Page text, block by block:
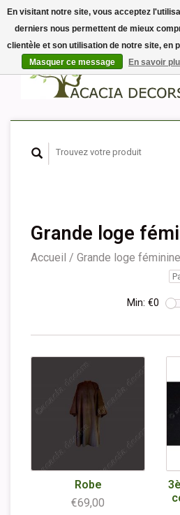
Grande loge
Accueil / Grande loge féminine
Min: €0
Robe
€69,00
En visitant notre site, vous acceptez
derniers nous permettent de mieux
clientèle et son utilisation de notre site, en
Masquer ce message
En savoir